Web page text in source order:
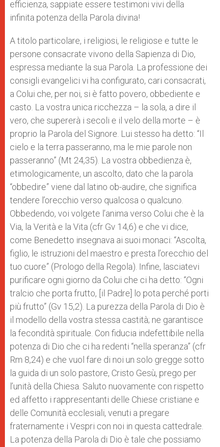
efficienza, sappiate essere testimoni vivi della
infinita potenza della Parola divina!
A titolo particolare, i religiosi, le religiose e tutte le
persone consacrate vivono della Sapienza di Dio,
espressa mediante la sua Parola. La professione dei
consigli evangelici vi ha configurato, cari consacrati,
a Colui che, per noi, si è fatto povero, obbediente e
casto. La vostra unica ricchezza – la sola, a dire il
vero, che supererà i secoli e il velo della morte – è
proprio la Parola del Signore. Lui stesso ha detto: “Il
cielo e la terra passeranno, ma le mie parole non
passeranno” (Mt 24,35). La vostra obbedienza è,
etimologicamente, un ascolto, dato che la parola
“obbedire” viene dal latino ob-audire, che significa
tendere l’orecchio verso qualcosa o qualcuno.
Obbedendo, voi volgete l’anima verso Colui che è la
Via, la Verità e la Vita (cfr Gv 14,6) e che vi dice,
come Benedetto insegnava ai suoi monaci: “Ascolta,
figlio, le istruzioni del maestro e presta l’orecchio del
tuo cuore” (Prologo della Regola). Infine, lasciatevi
purificare ogni giorno da Colui che ci ha detto: “Ogni
tralcio che porta frutto, [il Padre] lo pota perché porti
più frutto” (Gv 15,2). La purezza della Parola di Dio è
il modello della vostra stessa castità; ne garantisce
la fecondità spirituale. Con fiducia indefettibile nella
potenza di Dio che ci ha redenti “nella speranza” (cfr
Rm 8,24) e che vuol fare di noi un solo gregge sotto
la guida di un solo pastore, Cristo Gesù, prego per
l’unità della Chiesa. Saluto nuovamente con rispetto
ed affetto i rappresentanti delle Chiese cristiane e
delle Comunità ecclesiali, venuti a pregare
fraternamente i Vespri con noi in questa cattedrale.
La potenza della Parola di Dio è tale che possiamo